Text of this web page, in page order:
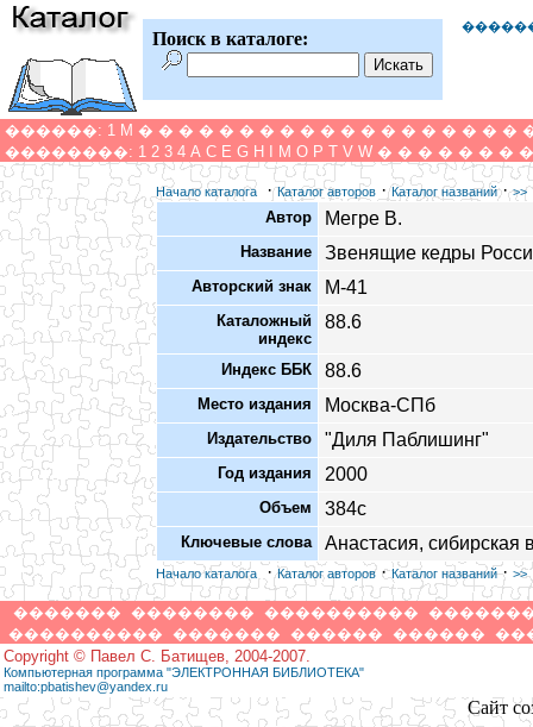
Поиск в каталоге:
������: 1 M � � � � � � � � � � � � � � � � � � �
��������: 1 2 3 4 A C E G H M O P T V W � � � � � � � �
Начало каталога ·Каталог авторов ·Каталог названий·>>
Автор Мегре В.
Название Звенящие кедры
Авторский знак М-41
Каталожный
индекс
88.6
Индекс ББК 88.6
Место издания Москва-СПб
Издательство "Диля Паблишинг"
Год издания 2000
Объем 384с
Ключевые слова Анастасия, сибирская
Начало каталога ·Каталог авторов·Каталог названий· >>
������� �������� ����������
���������� ������� ������ ������
Copyright © Павел С. Батищев, 2004-2007.
Компьютерная программа "ЭЛЕКТРОННАЯ БИБЛИОТЕКА"
mailto:pbatishev@yandex.ru
Сайт